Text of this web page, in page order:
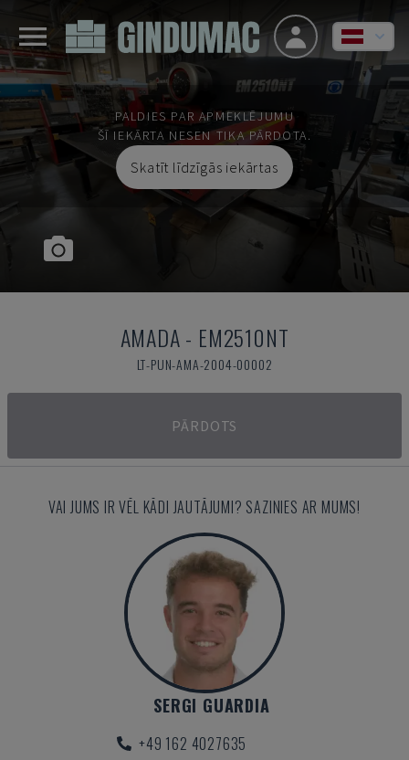
PALDIES PAR APMEKLĒJUMU
ŠĪ IEKĀRTA NESEN TIKA PĀRDOTA.
Skatīt līdzīgās iekārtas
AMADA- EM2510NT
LT-PUN-AMA-2004-00002
PĀRDOTS
VAI JUMS IR VĒL KĀDI JAUTĀJUMI? SAZINIES AR MUMS!
SERGI GUARDIA
+49 162 4027635